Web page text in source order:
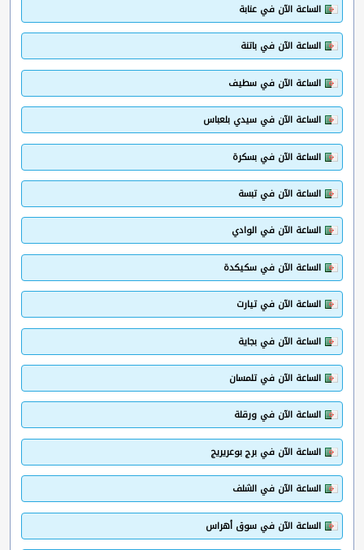
الساعة الآن في عنابة
الساعة الآن في باتنة
الساعة الآن في سطيف
الساعة الآن في سيدي بلعباس
الساعة الآن في بسكرة
الساعة الآن في تبسة
الساعة الآن في الوادي
الساعة الآن في سكيكدة
الساعة الآن في تيارت
الساعة الآن في بجاية
الساعة الآن في تلمسان
الساعة الآن في ورقلة
الساعة الآن في برج بوعريريج
الساعة الآن في الشلف
الساعة الآن في سوق أهراس